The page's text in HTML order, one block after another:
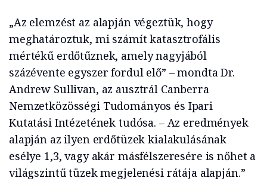
„Az elemzést az alapján végeztük, hogy
meghatároztuk, mi számít katasztrofális
mértékű erdőtűznek, amely nagyjából
százévente egyszer fordul elő” – mondta Dr.
Andrew Sullivan, az ausztrál Canberra
Nemzetközösségi Tudományos és Ipari
Kutatási Intézetének tudósa. – Az eredmények
alapján az ilyen erdőtüzek kialakulásának
esélye 1,3, vagy akár másfélszeresére is nőhet a
világszintű tüzek megjelenési rátája alapján.”